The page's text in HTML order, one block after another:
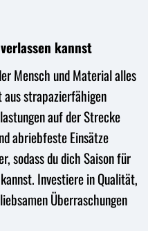
kannst
Mensch und Material alles
aus strapazierfähigen
auf der Strecke
abriebfeste Einsätze
sodass du dich Saison für
Investiere in Qualität,
Überraschungen